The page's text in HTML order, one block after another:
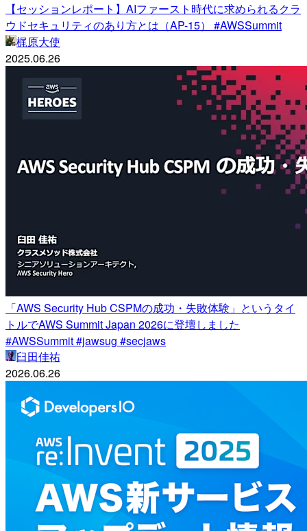
【セッションレポート】AIファースト時代に求められるクラ
ウドセキュリティのあり方とは（AP-15） #AWSSummit
梶原大使
2025.06.26
「AWS Security Hub CSPMの成功・失敗体験」というタイ
トルでAWS Summit Japan 2026に登壇しました
#AWSSummit #jawsug #secjaws
臼田佳祐
2026.06.26